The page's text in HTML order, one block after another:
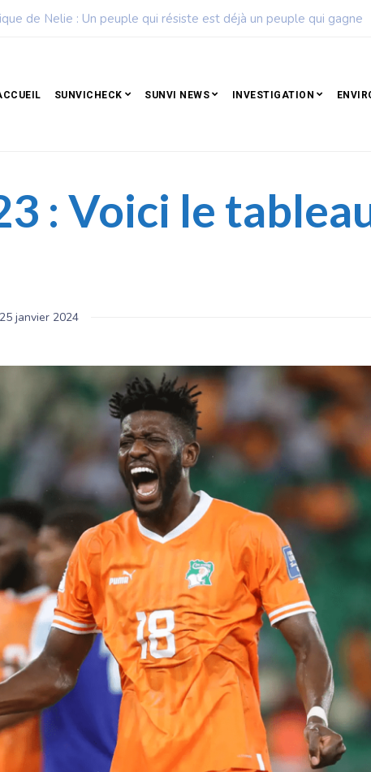
La Fédération béninoise de football dévoile son calendrier de la
SUNVICHECK SUNVI NEWS INVESTIGATION
: Voici le
25 janvier 2024